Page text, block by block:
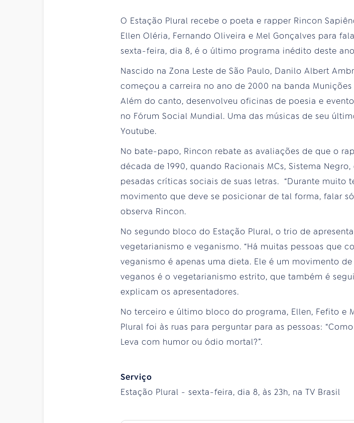
O Estação Plural recebe o poeta e rapper Rincon
Ellen Oléria, Fernando Oliveira e Mel Gonçalves para
sexta-feira, dia 8, é o último programa inédito deste ano
Nascido na Zona Leste de São Paulo, Danilo Albert
começou a carreira no ano de 2000 na banda
Além do canto, desenvolveu oficinas de poesia e
no Fórum Social Mundial. Uma das músicas de seu
Youtube.
No bate-papo, Rincon rebate as avaliações de que o
década de 1990, quando Racionais MCs, Sistema
pesadas críticas sociais de suas letras. “Durante
movimento que deve se posicionar de tal forma, falar
observa Rincon.
No segundo bloco do Estação Plural, o trio de
vegetarianismo e veganismo. “Há muitas pessoas que
veganismo é apenas uma dieta. Ele é um movimento
veganos é o vegetarianismo estrito, que também é
explicam os apresentadores.
No terceiro e último bloco do programa, Ellen, Fefito e
Plural foi às ruas para perguntar para as pessoas:
Leva com humor ou ódio mortal?”.
Serviço
Estação Plural - sexta-feira, dia 8, às 23h, na TV Brasil